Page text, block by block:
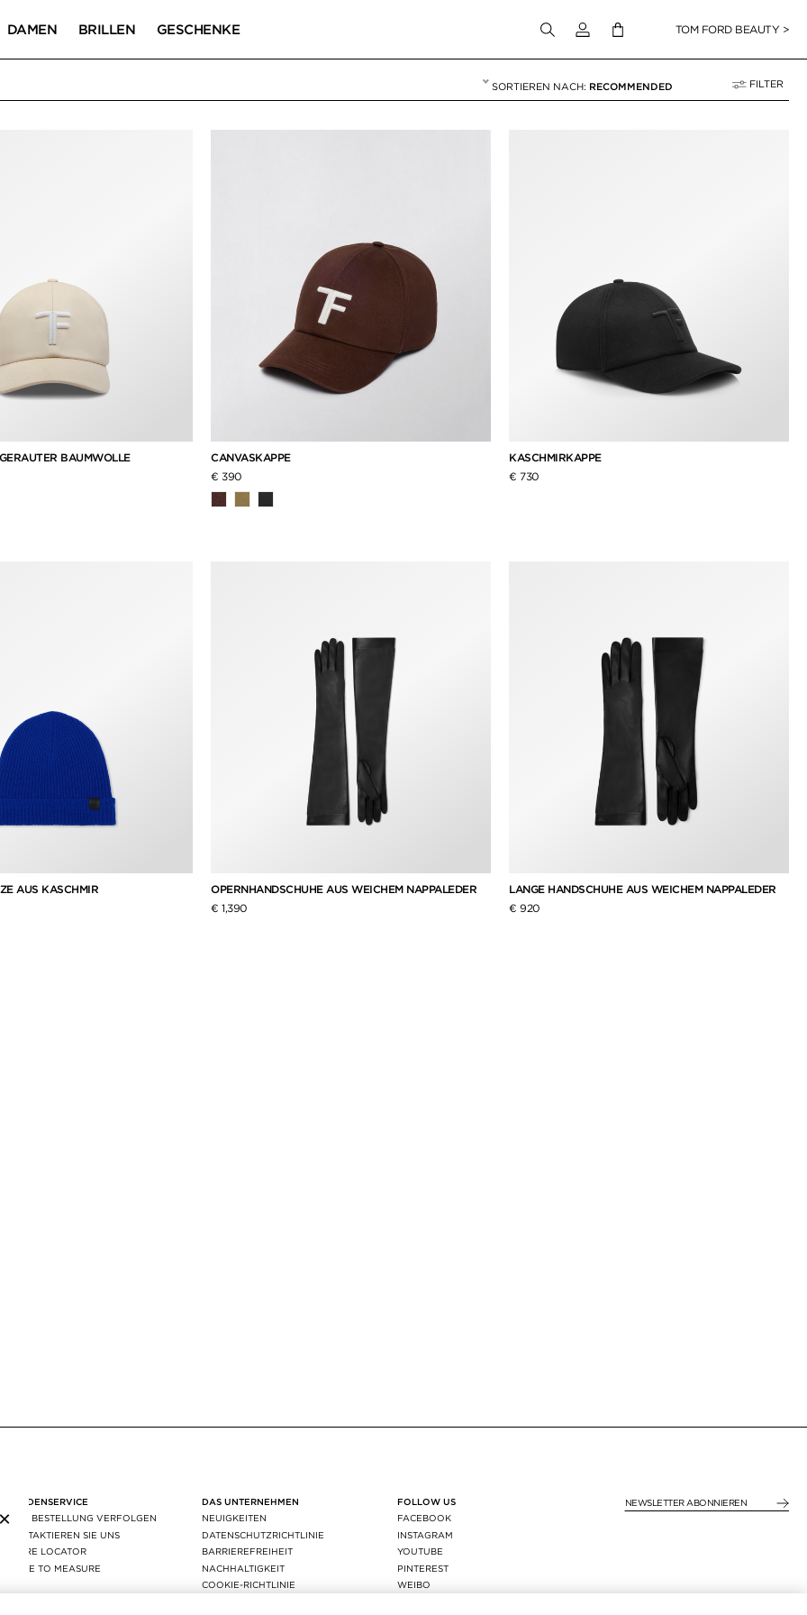
DAMEN BRILLEN GESCHENKE Melden Sie sich bei Ihrem Konto an
TOM FORD BEAUTY >
RECOMMENDED FILTER
BAUMWOLLE
CANVASKAPPE
€ 390
KASCHMIRKAPPE
€ 730
AUS KASCHMIR
OPERNHANDSCHUHE AUS WEICHEM NAPPALEDER
€ 1,390
LANGE HANDSCHUHE AUS WEICHEM NAPPALEDER
€ 920
×
KUNDENSERVICE
IHRE BESTELLUNG VERFOLGEN
KONTAKTIEREN SIE UNS
STORE LOCATOR
MADE TO MEASURE
DAS UNTERNEHMEN
NEUIGKEITEN
DATENSCHUTZRICHTLINIE
BARRIEREFREIHEIT
NACHHALTIGKEIT
COOKIE-RICHTLINIE
FOLLOW US
FACEBOOK
INSTAGRAM
YOUTUBE
PINTEREST
WEIBO